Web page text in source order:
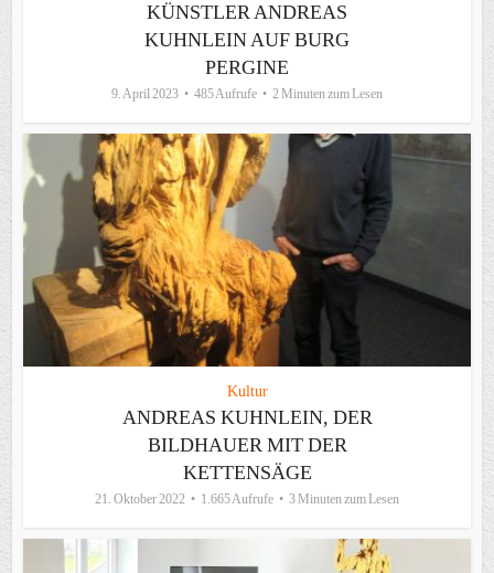
KÜNSTLER ANDREAS
KUHNLEIN AUF BURG
PERGINE
9. April 2023 485 Aufrufe 2 Minuten zum Lesen
Kultur
ANDREAS KUHNLEIN, DER
BILDHAUER MIT DER
KETTENSÄGE
21. Oktober 2022 1.665 Aufrufe 3 Minuten zum Lesen